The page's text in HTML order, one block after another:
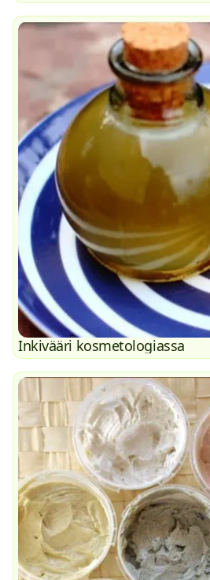
Inkivääri kosmetologiassa